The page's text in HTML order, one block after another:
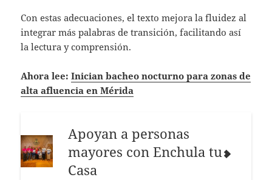
Con estas adecuaciones, el texto mejora la fluidez al
integrar más palabras de transición, facilitando así
la lectura y comprensión.
Ahora lee:Inician bacheo nocturno para zonas de
alta afluencia en Mérida
Apoyan a personas
mayores con Enchula tu
Casa